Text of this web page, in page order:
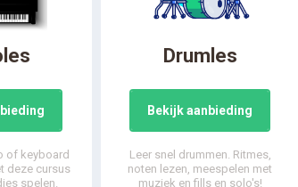
of keyboard
deze cursus
spelen.
Drumles
Bekijk aanbieding
Leer snel drummen. Ritmes,
noten lezen, meespelen met
muziek en fills en solo's!